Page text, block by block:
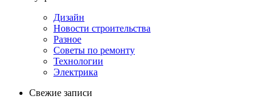
Дизайн
Новости строительства
Разное
Советы по ремонту
Технологии
Электрика
Свежие записи